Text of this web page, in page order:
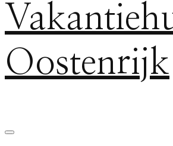
Oostenrijk